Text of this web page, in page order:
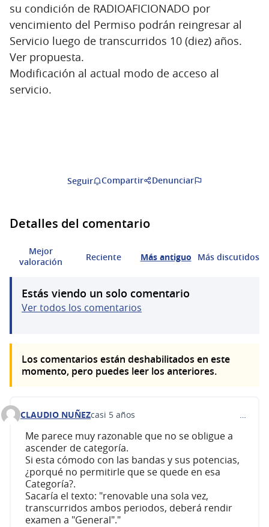
su condición de RADIOAFICIONADO por
vencimiento del Permiso podrán reingresar al
Servicio luego de transcurridos 10 (diez) años.
Ver propuesta.
Modificación al actual modo de acceso al
servicio.
Seguir Compartir Denunciar
Detalles del comentario
Mejor
valoración
Reciente Más antiguo Más discutidos
Estás viendo un solo comentario
Ver todos los comentarios
Los comentarios están deshabilitados en este
momento, pero puedes leer los anteriores.
Comentario 178 (responder al comentario 25)
CLAUDIO NUÑEZcasi 5 años
Me parece muy razonable que no se obligue a
ascender de categoría.
Si esta cómodo con las bandas y sus potencias,
¿porqué no permitirle que se quede en esa
Categoría?.
Sacaría el texto: "renovable una sola vez,
transcurridos ambos periodos, deberá rendir
examen a "General"."